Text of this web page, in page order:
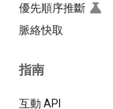
優先順序推斷
脈絡快取
指南
互動 API